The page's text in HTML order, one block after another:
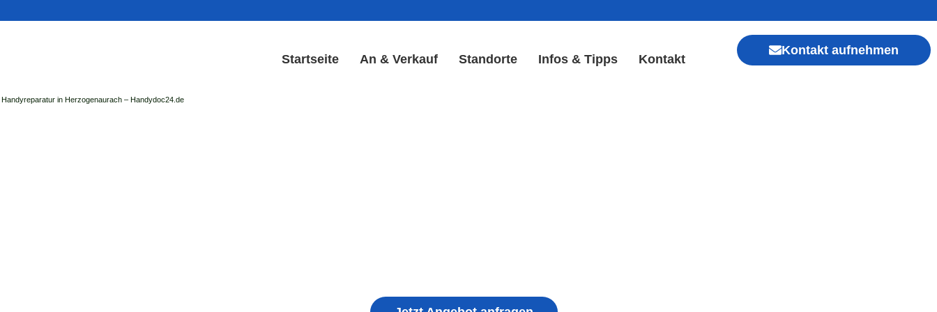
Startseite An & Verkauf Standorte Infos & Tipps Kontakt
Kontakt aufnehmen
Handyreparatur in Herzogenaurach – Handydoc24.de